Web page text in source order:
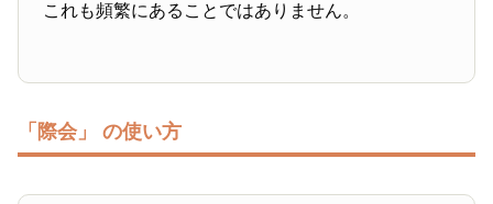
これも頻繁にあることではありません。
「際会」 の使い方